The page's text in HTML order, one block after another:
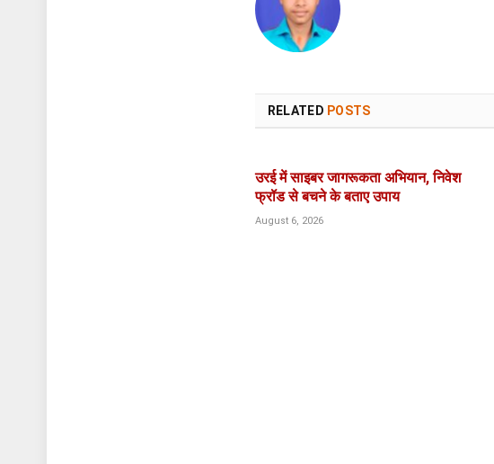
RELATED POSTS
उरई में साइबर जागरूकता अभियान, निवेश
फ्रॉड से बचने के बताए उपाय
August 6, 2026